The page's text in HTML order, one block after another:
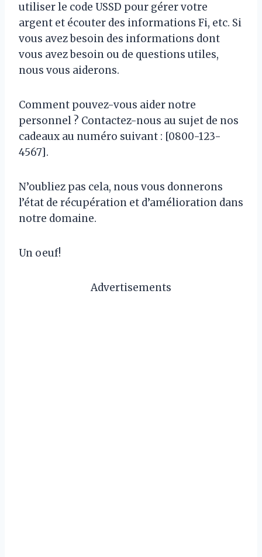
utiliser le code USSD pour gérer votre
argent et écouter des informations Fi, etc. Si
vous avez besoin des informations dont
vous avez besoin ou de questions utiles,
nous vous aiderons.
Comment pouvez-vous aider notre
personnel ? Contactez-nous au sujet de nos
cadeaux au numéro suivant : [0800-123-
4567].
N’oubliez pas cela, nous vous donnerons
l’état de récupération et d’amélioration dans
notre domaine.
Un oeuf!
Advertisements